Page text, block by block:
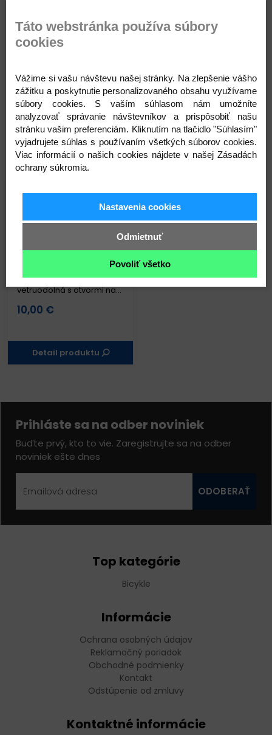
Parametre
Súvisiace produkty
SKLADOM
Cyklistická čiapka,
vetruodolná s otvormi na
10,00 €
Detail produktu
Prihláste sa na odber noviniek
Buďte prvý, kto to vie. Zaregistrujte sa na odber
noviniek ešte dnes
ODOBERAŤ
Top kategórie
Bicykle
Informácie
Ochrana osobných údajov
Reklamačný poriadok
Obchodné podmienky
Kontakt
Odstúpenie od zmluvy
Kontaktné informácie
Táto webstránka používa súbory
cookies
Vážime si vašu návštevu našej stránky. Na zlepšenie vášho
zážitku a poskytnutie personalizovaného obsahu využívame
súbory cookies. S vaším súhlasom nám umožníte
analyzovať správanie návštevníkov a prispôsobiť našu
stránku vašim preferenciám. Kliknutím na tlačidlo "Súhlasím"
vyjadrujete súhlas s používaním všetkých súborov cookies.
Viac informácií o našich cookies nájdete v našej Zásadách
ochrany súkromia.
Nastavenia cookies
Odmietnuť
Povoliť všetko